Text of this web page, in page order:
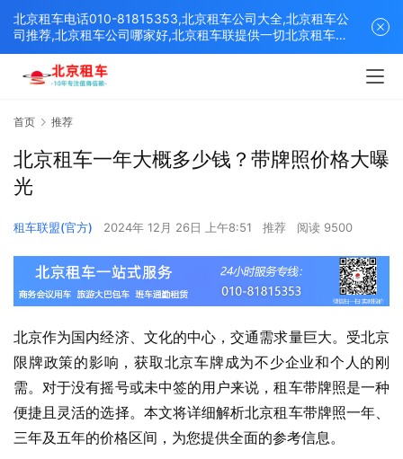
首页 推荐
北京租车一年大概多少钱？带牌照价格大曝
光
租车联盟(官方) 2024年 12月 26日 上午8:51 推荐 阅读 9500
北京作为国内经济、文化的中心，交通需求量巨大。受北京
限牌政策的影响，获取北京车牌成为不少企业和个人的刚
需。对于没有摇号或未中签的用户来说，租车带牌照是一种
便捷且灵活的选择。本文将详细解析北京租车带牌照一年、
三年及五年的价格区间，为您提供全面的参考信息。
北京租车电话010-81815353,北京租车公司大全,北京租车公
司推荐,北京租车公司哪家好,北京租车联提供一切北京租车解
决方案,打造北京优质的租车平台！